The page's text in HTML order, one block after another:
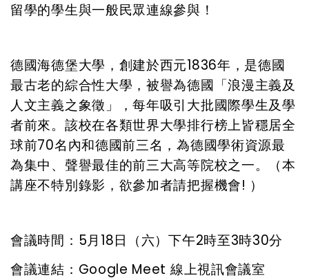
留學的學生與一般民眾連線參與！
德國海德堡大學，創建於西元1836年，是德國
最古老的綜合性大學，被譽為德國「浪漫主義及
人文主義之象徵」，每年吸引大批國際學生及學
者前來。該校在各類世界大學排行榜上皆穩居全
球前70名內和德國前三名，為德國學術資源最
為集中、聲譽最佳的前三大高等院校之一。（本
講座不特別錄影，欲參加者請把握機會! ）
會議時間：5月18日（六）下午2時至3時30分
會議連結：Google Meet 線上視訊會議室